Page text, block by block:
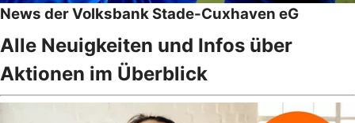
News der Volksbank Stade-Cuxhaven eG
Alle Neuigkeiten und Infos über
Aktionen im Überblick